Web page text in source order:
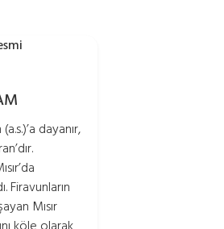
dayanır,
Firavunların
Mısır